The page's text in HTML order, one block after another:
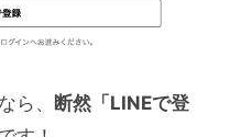
ら、 断然「LINEで登